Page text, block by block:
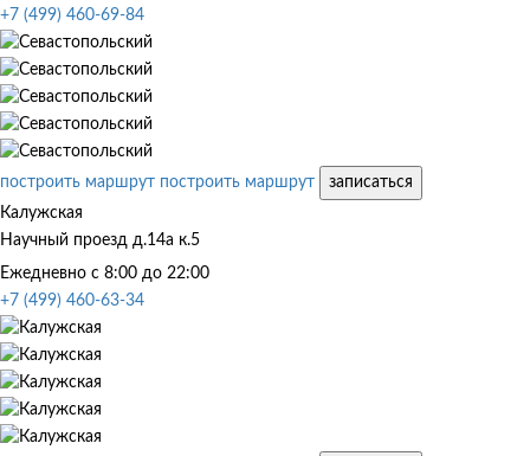
+7 (499) 460-69-84
построить маршрут построить маршрут
записаться
Калужская
Научный проезд д.14а к.5
Ежедневно с 8:00 до 22:00
+7 (499) 460-63-34